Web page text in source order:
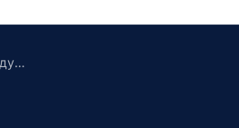
Адкрыццё Міжнароднага маладзёжнага форуму «Сэнс. Жыццё. Будучыня»